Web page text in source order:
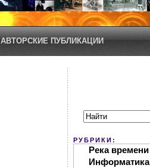
АВТОРСКИЕ ПУБЛИКАЦИИ
РУБРИКИ:
Река времени
Информатика